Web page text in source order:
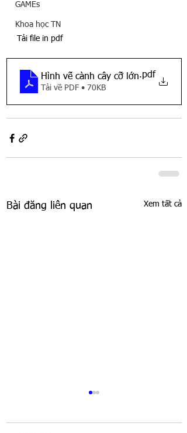
GAMEs
Khoa học TN
Tải file in pdf
Hình vẽ cành cây cỡ lớn.pdf
Tải về PDF • 70KB
Bài đăng liên quan Xem tất cả